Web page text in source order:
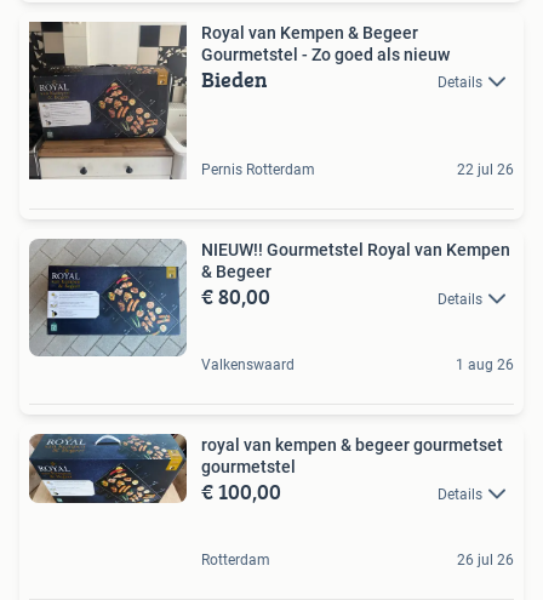
Royal van Kempen & Begeer
Gourmetstel - Zo goed als nieuw
Bieden Details
Pernis Rotterdam 22 jul 26
NIEUW!! Gourmetstel Royal van Kempen
& Begeer
€ 80,00 Details
Valkenswaard 1 aug 26
royal van kempen & begeer gourmetset
gourmetstel
€ 100,00 Details
Rotterdam 26 jul 26